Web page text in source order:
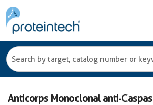
Anticorps Monoclonal anti-